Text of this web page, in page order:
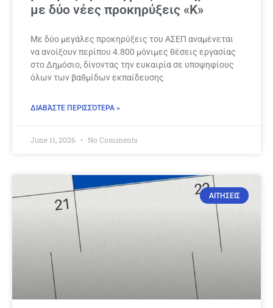
με δύο νέες προκηρύξεις «Κ»
Με δύο μεγάλες προκηρύξεις του ΑΣΕΠ αναμένεται
να ανοίξουν περίπου 4.800 μόνιμες θέσεις εργασίας
στο Δημόσιο, δίνοντας την ευκαιρία σε υποψηφίους
όλων των βαθμίδων εκπαίδευσης
ΔΙΑΒΆΣΤΕ ΠΕΡΙΣΣΌΤΕΡΑ »
June 11, 2026 No Comments
ΑΙΤΗΣΕΙΣ